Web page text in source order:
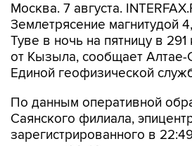
Москва. 7 августа.
Землетрясение магнитудой
Туве в ночь на пятницу в
от Кызыла, сообщает Алтае-
Единой геофизической
По данным оперативной
Саянского филиала,
зарегистрированного в